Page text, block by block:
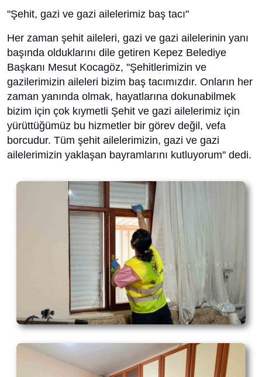
"Şehit, gazi ve gazi ailelerimiz baş tacı"
Her zaman şehit aileleri, gazi ve gazi ailelerinin yanı
başında olduklarını dile getiren Kepez Belediye
Başkanı Mesut Kocagöz, "Şehitlerimizin ve
gazilerimizin aileleri bizim baş tacımızdır. Onların her
zaman yanında olmak, hayatlarına dokunabilmek
bizim için çok kıymetli Şehit ve gazi ailelerimiz için
yürüttüğümüz bu hizmetler bir görev değil, vefa
borcudur. Tüm şehit ailelerimizin, gazi ve gazi
ailelerimizin yaklaşan bayramlarını kutluyorum" dedi.